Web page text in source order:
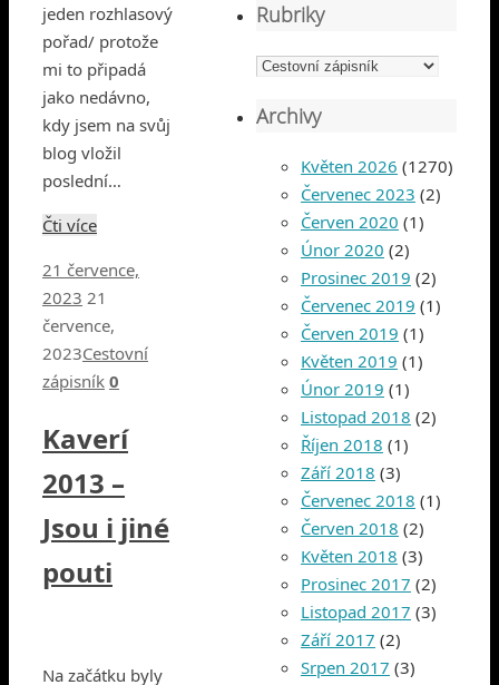
jeden rozhlasový
pořad/ protože
mi to připadá
jako nedávno,
kdy jsem na svůj
blog vložil
poslední…
Čti více
21 července,
2023 21
července,
2023Cestovní
zápisník 0
Kaverí
2013 –
Jsou i jiné
pouti
Na začátku byly
Rubriky
Rubriky
Archivy
Květen 2026 (1270)
Červenec 2023 (2)
Červen 2020 (1)
Únor 2020 (2)
Prosinec 2019 (2)
Červenec 2019 (1)
Červen 2019 (1)
Květen 2019 (1)
Únor 2019 (1)
Listopad 2018 (2)
Říjen 2018 (1)
Září 2018 (3)
Červenec 2018 (1)
Červen 2018 (2)
Květen 2018 (3)
Prosinec 2017 (2)
Listopad 2017 (3)
Září 2017 (2)
Srpen 2017 (3)